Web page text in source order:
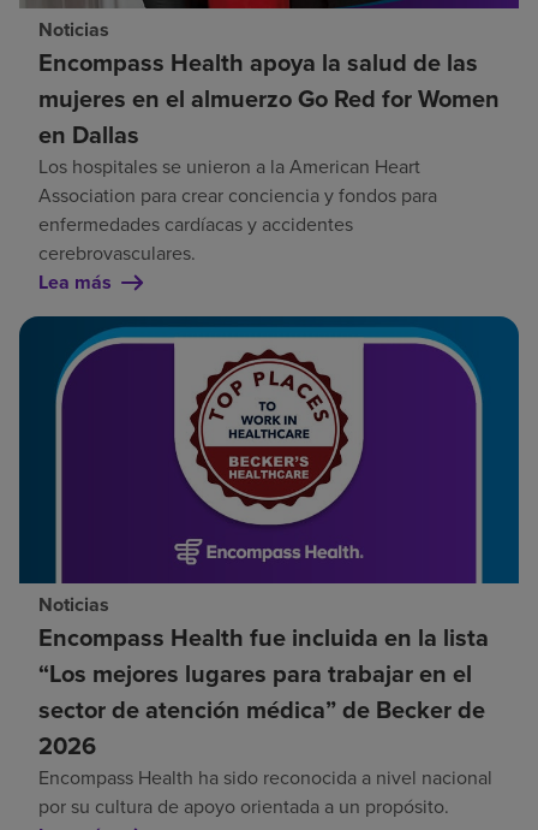
Noticias
Encompass Health apoya la salud de las
mujeres en el almuerzo Go Red for Women
en Dallas
Los hospitales se unieron a la American Heart
Association para crear conciencia y fondos para
enfermedades cardíacas y accidentes
cerebrovasculares.
Lea más
Noticias
Encompass Health fue incluida en la lista
“Los mejores lugares para trabajar en el
sector de atención médica” de Becker de
2026
Encompass Health ha sido reconocida a nivel nacional
por su cultura de apoyo orientada a un propósito.